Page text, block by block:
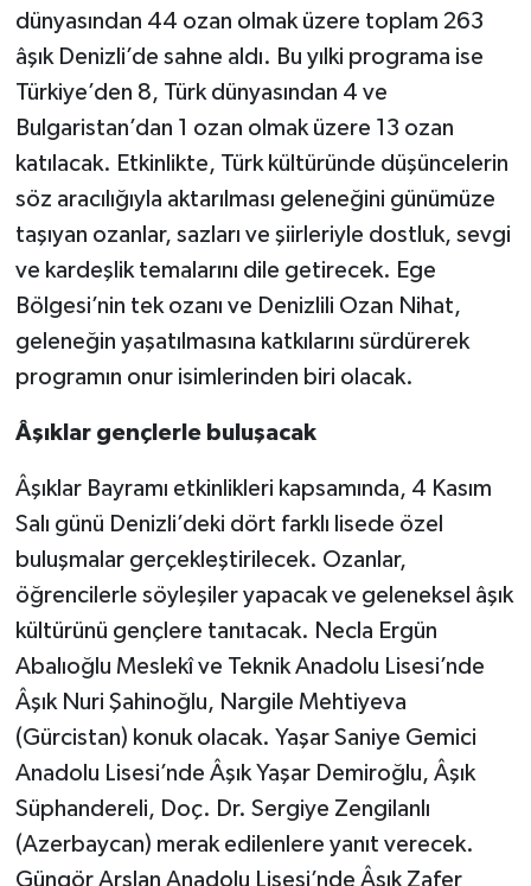
dünyasından 44 ozan olmak üzere toplam 263
âşık Denizli’de sahne aldı. Bu yılki programa ise
Türkiye’den 8, Türk dünyasından 4 ve
Bulgaristan’dan 1 ozan olmak üzere 13 ozan
katılacak. Etkinlikte, Türk kültüründe düşüncelerin
söz aracılığıyla aktarılması geleneğini günümüze
taşıyan ozanlar, sazları ve şiirleriyle dostluk, sevgi
ve kardeşlik temalarını dile getirecek. Ege
Bölgesi’nin tek ozanı ve Denizlili Ozan Nihat,
geleneğin yaşatılmasına katkılarını sürdürerek
programın onur isimlerinden biri olacak.
Âşıklar gençlerle buluşacak
Âşıklar Bayramı etkinlikleri kapsamında, 4 Kasım
Salı günü Denizli’deki dört farklı lisede özel
buluşmalar gerçekleştirilecek. Ozanlar,
öğrencilerle söyleşiler yapacak ve geleneksel âşık
kültürünü gençlere tanıtacak. Necla Ergün
Abalıoğlu Meslekî ve Teknik Anadolu Lisesi’nde
Âşık Nuri Şahinoğlu, Nargile Mehtiyeva
(Gürcistan) konuk olacak. Yaşar Saniye Gemici
Anadolu Lisesi’nde Âşık Yaşar Demiroğlu, Âşık
Süphandereli, Doç. Dr. Sergiye Zengilanlı
(Azerbaycan) merak edilenlere yanıt verecek.
Güngör Arslan Anadolu Lisesi’nde Âşık Zafer